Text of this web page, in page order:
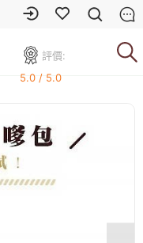
評價:
5.0 / 5.0